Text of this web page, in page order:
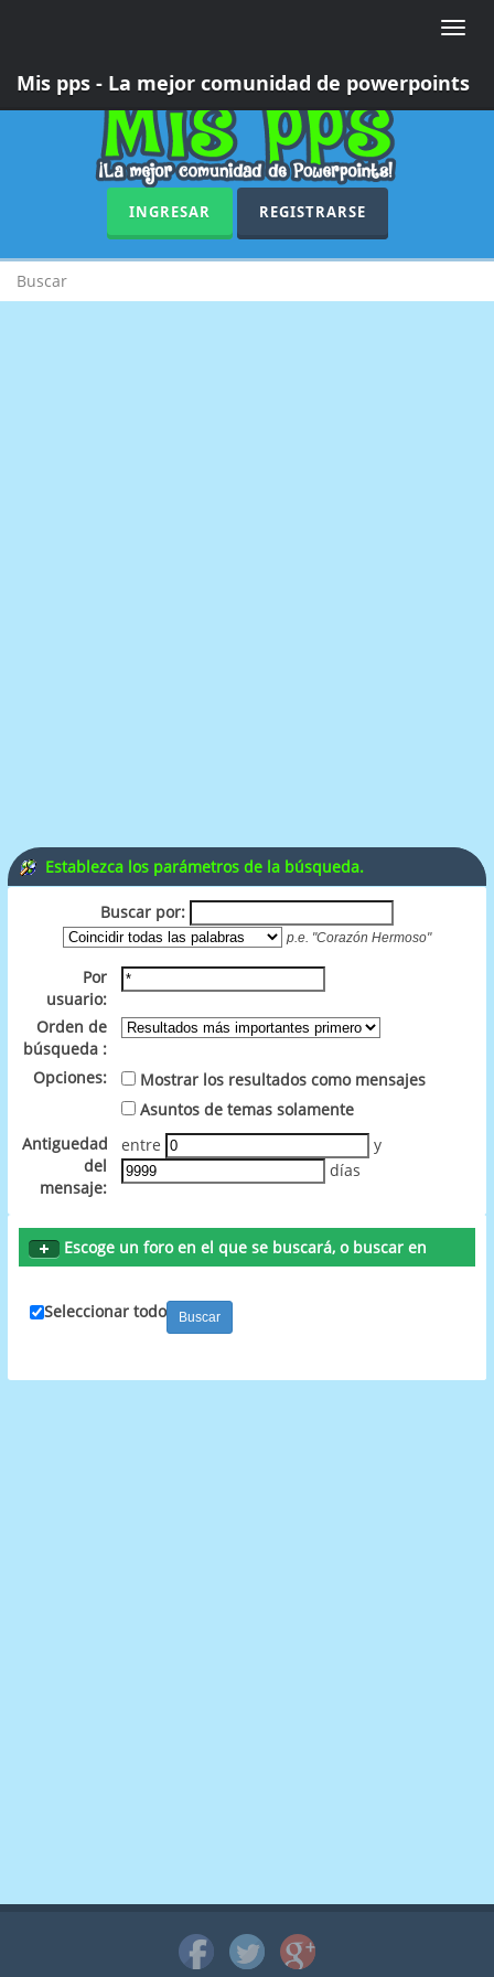
Toggle
Mis pps - La mejor comunidad de powerpoints
INGRESAR REGISTRARSE
Buscar
Establezca los parámetros de la búsqueda.
Buscar por:
p.e. "Corazón Hermoso"
Por
usuario:
Orden de
búsqueda :
Opciones:
Mostrar los resultados como mensajes
Asuntos de temas solamente
Antiguedad
del
mensaje:
entre
y
días
Escoge un foro en el que se buscará, o buscar en
Seleccionar todo